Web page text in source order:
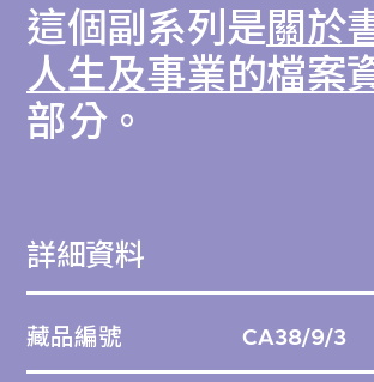
這個副系列是關於
人生及事業的檔案
部分。
詳細資料
藏品編號 CA38/9/3